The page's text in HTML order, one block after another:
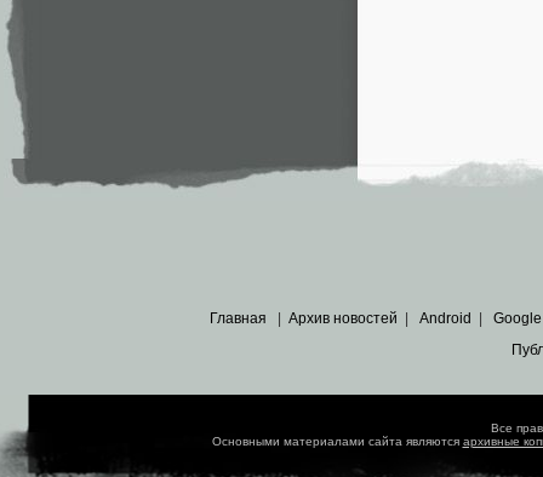
Главная Архив новостей Android Google
Все
Основными материалами сайта являются архивные